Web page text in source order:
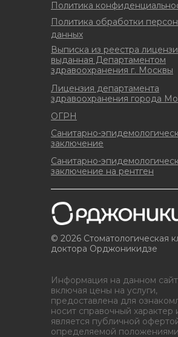
ОГРН
Санитарно-
заключение
Санитарно-
заключение на рентген
Выписка из реестра
выданная Департаментом
здравоохранения г. Москвы
Лицензия департамента
здравоохранения города
Политика
Политика обработки
данных
Информация на данном
включая цены на услуги,
предоставлена для
носит справочный характер
является публичной
определяемой
© 2026 Стоматологическая
доктора Орджоникидзе